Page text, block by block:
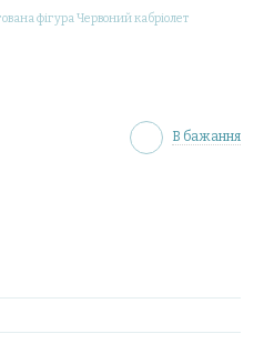
фігура Червоний кабріолет
В бажання